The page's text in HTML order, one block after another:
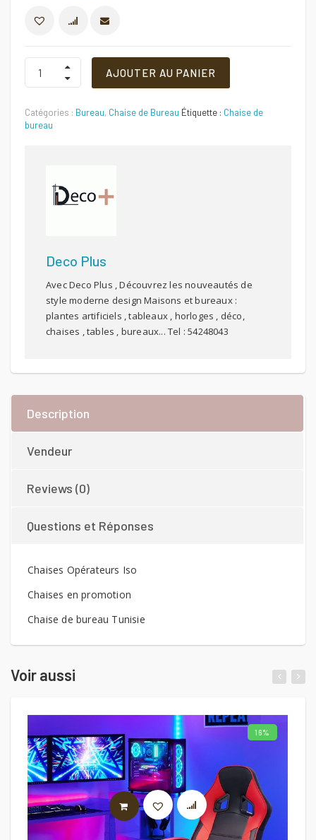
prix
initial
était :
actuel
est :
COMPARER
Chaises
en
Quantité
AJOUTER AU PANIER
Catégories : Bureau, Chaise de Bureau Étiquette : Chaise de
bureau
Deco Plus
Avec Deco Plus , Découvrez les nouveautés de
style moderne design Maisons et bureaux :
plantes artificiels , tableaux , horloges , déco,
chaises , tables , bureaux... Tel : 54248043
Description
Vendeur
Reviews (0)
Questions et Réponses
Chaises Opérateurs Iso
Chaises en promotion
Chaise de bureau Tunisie
Voir aussi
16%
LIRE LA SUITE